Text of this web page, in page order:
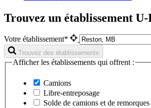
Trouvez un établissement
Votre établissement*
Trouvez des établissements
Afficher les établissements qui offrent :
Camions
Libre-entreposage
Solde de camions et de remorques